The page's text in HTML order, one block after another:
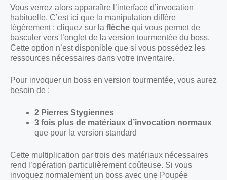
Vous verrez alors apparaître l’interface d’invocation
habituelle. C’est ici que la manipulation diffère
légèrement : cliquez sur la flèche qui vous permet de
basculer vers l’onglet de la version tourmentée du boss.
Cette option n’est disponible que si vous possédez les
ressources nécessaires dans votre inventaire.
Pour invoquer un boss en version tourmentée, vous aurez
besoin de :
2 Pierres Stygiennes
3 fois plus de matériaux d’invocation normaux
que pour la version standard
Cette multiplication par trois des matériaux nécessaires
rend l’opération particulièrement coûteuse. Si vous
invoquez normalement un boss avec une Poupée